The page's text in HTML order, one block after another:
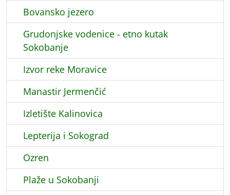
Bovansko jezero
Grudonjske vodenice - etno kutak
Sokobanje
Izvor reke Moravice
Manastir Jermenčić
Izletište Kalinovica
Lepterija i Sokograd
Ozren
Plaže u Sokobanji